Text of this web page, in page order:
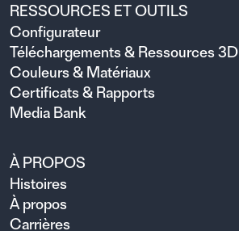
RESSOURCES ET OUTILS
Configurateur
Téléchargements & Ressources 3D
Couleurs & Matériaux
Certificats & Rapports
Media Bank
À PROPOS
Histoires
À propos
Carrières